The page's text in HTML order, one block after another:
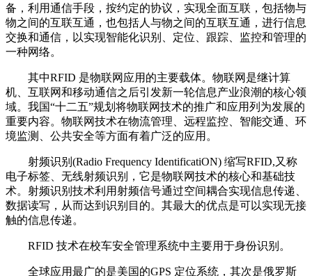
备，利用通信手段，按约定的协议，实现全面互联，包括物与
物之间的互联互通，也包括人与物之间的互联互通，进行信息
交换和通信，以实现智能化识别、定位、跟踪、监控和管理的
一种网络。
其中RFID 是物联网应用的主要载体。物联网是继计算
机、互联网和移动通信之后引发新一轮信息产业浪潮的核心领
域。我国“十二五”规划将物联网技术的推广和应用列为发展的
重要内容。物联网技术在物流管理、远程监控、智能交通、环
境监测、公共安全等方面有着广泛的应用。
射频识别(Radio Frequency IdentificatiON) 缩写RFID,又称
电子标签、无线射频识别，它是物联网技术的核心和基础技
术。射频识别技术利用射频信号通过空间耦合实现信息传递、
数据读写，从而达到识别目的。其最大的优点是可以实现无接
触的信息传递。
RFID 技术在校车安全管理系统中主要用于身份识别。
全球应用最广的是美国的GPS 定位系统，其次是俄罗斯